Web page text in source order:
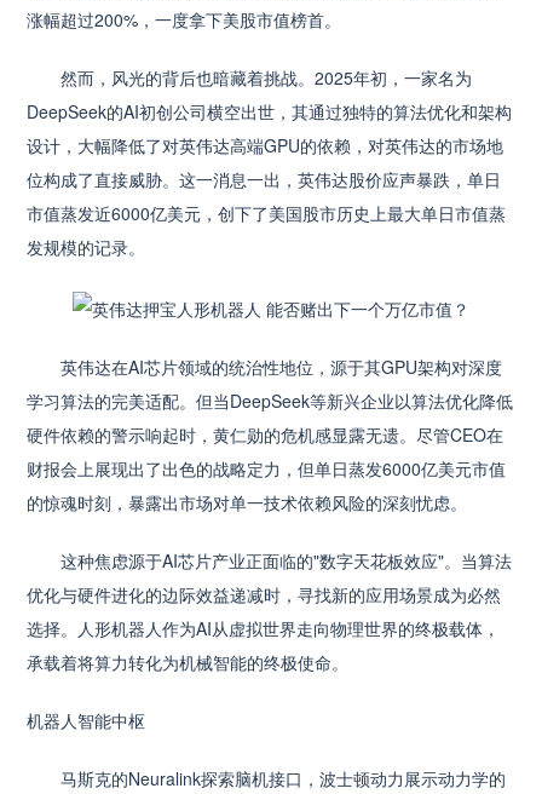
涨幅超过200%，一度拿下美股市值榜首。
然而，风光的背后也暗藏着挑战。2025年初，一家名为
DeepSeek的AI初创公司横空出世，其通过独特的算法优化和架构
设计，大幅降低了对英伟达高端GPU的依赖，对英伟达的市场地
位构成了直接威胁。这一消息一出，英伟达股价应声暴跌，单日
市值蒸发近6000亿美元，创下了美国股市历史上最大单日市值蒸
发规模的记录。
英伟达在AI芯片领域的统治性地位，源于其GPU架构对深度
学习算法的完美适配。但当DeepSeek等新兴企业以算法优化降低
硬件依赖的警示响起时，黄仁勋的危机感显露无遗。尽管CEO在
财报会上展现出了出色的战略定力，但单日蒸发6000亿美元市值
的惊魂时刻，暴露出市场对单一技术依赖风险的深刻忧虑。
这种焦虑源于AI芯片产业正面临的"数字天花板效应"。当算法
优化与硬件进化的边际效益递减时，寻找新的应用场景成为必然
选择。人形机器人作为AI从虚拟世界走向物理世界的终极载体，
承载着将算力转化为机械智能的终极使命。
机器人智能中枢
马斯克的Neuralink探索脑机接口，波士顿动力展示动力学的